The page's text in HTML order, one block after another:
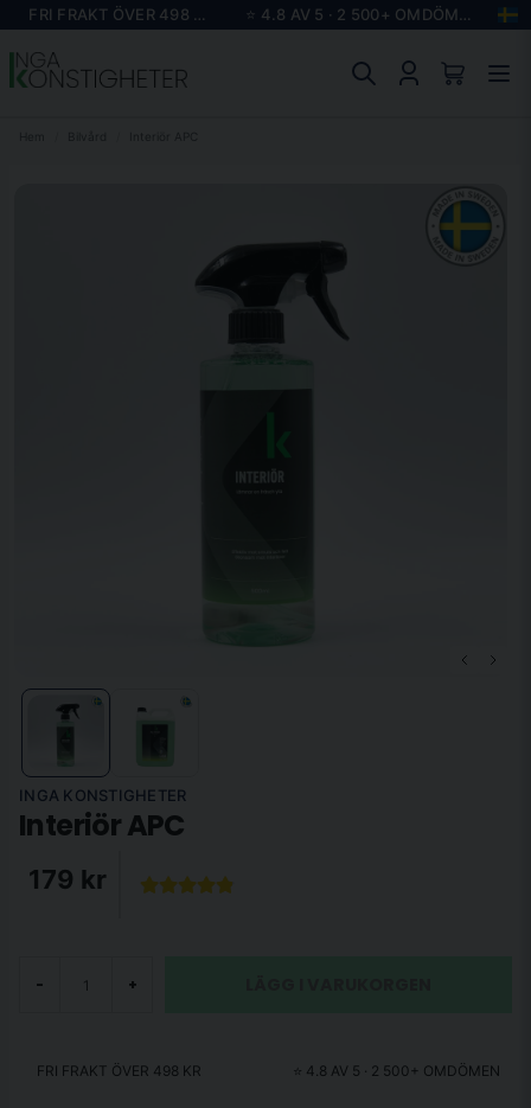
FRI FRAKT ÖVER 498 KR ⭐ 4.8 AV 5 · 2 500+ OMDÖMEN
INGA KONSTIGHETER
Interiör APC
179 kr
- +
FRI FRAKT ÖVER 498 KR ⭐ 4.8 AV 5 · 2 500+ OMDÖMEN